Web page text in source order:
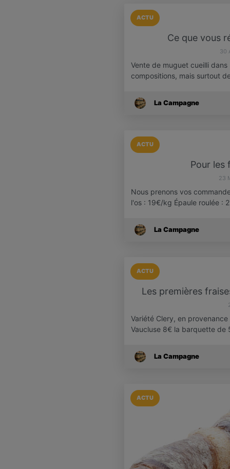
ACTU
Ce que vous
30
Vente de muguet cueilli
compositions, mais surtout
La Campagne
ACTU
Pour les
23
Nous prenons vos
l'os : 19€/kg Épaule roulée :
La Campagne
ACTU
Les premières
Variété Clery, en
Vaucluse 8€ la barquette de
La Campagne
ACTU